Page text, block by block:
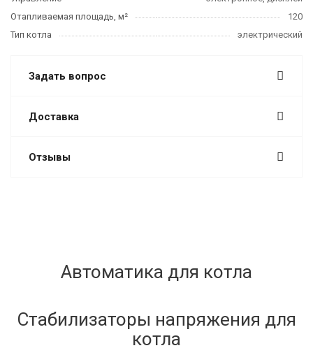
Отапливаемая площадь, м²
120
Тип котла
электрический
Задать вопрос
Доставка
Отзывы
Автоматика для котла
Стабилизаторы напряжения для
котла